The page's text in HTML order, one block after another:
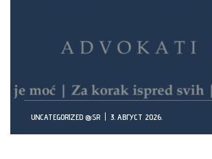
UNCATEGORIZED @SR 3. АВГУСТ 2026.